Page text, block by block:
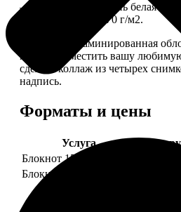
— Приятная на ощупь белая
плотностью 150-170 г/м2.
— Плотная ламинированная
можно разместить вашу
сделать коллаж из четырех
надпись.
Форматы и цены
Услуга
Цена,
Блокнот 15х20 клетка
Блокнот 15х20 линейка